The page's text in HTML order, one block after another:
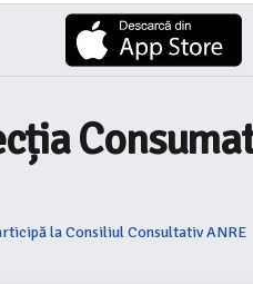
la Consiliul Consultativ ANRE